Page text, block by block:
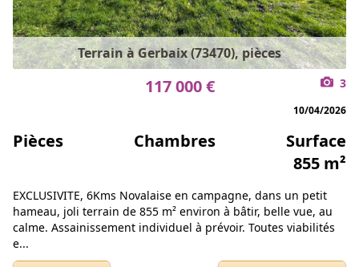
Terrain à Gerbaix (73470), pièces
117 000 € 3
10/04/2026
Pièces Chambres
Surface
855 m²
EXCLUSIVITE, 6Kms Novalaise en campagne, dans un petit
hameau, joli terrain de 855 m² environ à bâtir, belle vue, au
calme. Assainissement individuel à prévoir. Toutes viabilités
e...